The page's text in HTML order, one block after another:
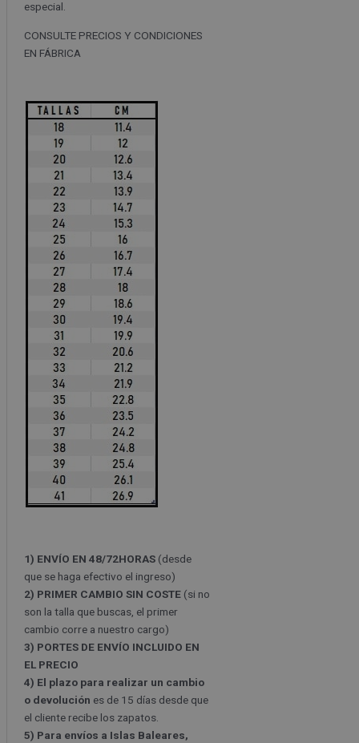
especial.
CONSULTE PRECIOS Y CONDICIONES
EN FÁBRICA
1) ENVÍO EN 48/72HORAS(desde
que se haga efectivo el ingreso)
2) PRIMER CAMBIO SIN COSTE(si no
son la talla que buscas, el primer
cambio corre a nuestro cargo)
3) PORTES DE ENVÍO INCLUIDO EN
EL PRECIO
4) El plazo para realizar un cambio
o devolución es de 15 días desde que
el cliente recibe los zapatos.
5) Para envíos a Islas Baleares,